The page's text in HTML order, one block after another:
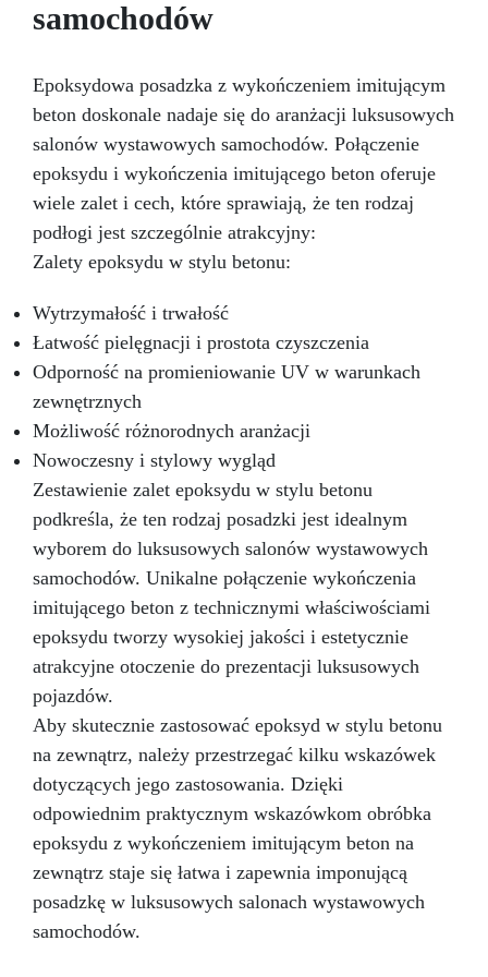
samochodów
Epoksydowa posadzka z wykończeniem imitującym
beton doskonale nadaje się do aranżacji luksusowych
salonów wystawowych samochodów. Połączenie
epoksydu i wykończenia imitującego beton oferuje
wiele zalet i cech, które sprawiają, że ten rodzaj
podłogi jest szczególnie atrakcyjny:
Zalety epoksydu w stylu betonu:
Wytrzymałość i trwałość
Łatwość pielęgnacji i prostota czyszczenia
Odporność na promieniowanie UV w warunkach
zewnętrznych
Możliwość różnorodnych aranżacji
Nowoczesny i stylowy wygląd
Zestawienie zalet epoksydu w stylu betonu
podkreśla, że ten rodzaj posadzki jest idealnym
wyborem do luksusowych salonów wystawowych
samochodów. Unikalne połączenie wykończenia
imitującego beton z technicznymi właściwościami
epoksydu tworzy wysokiej jakości i estetycznie
atrakcyjne otoczenie do prezentacji luksusowych
pojazdów.
Aby skutecznie zastosować epoksyd w stylu betonu
na zewnątrz, należy przestrzegać kilku wskazówek
dotyczących jego zastosowania. Dzięki
odpowiednim praktycznym wskazówkom obróbka
epoksydu z wykończeniem imitującym beton na
zewnątrz staje się łatwa i zapewnia imponującą
posadzkę w luksusowych salonach wystawowych
samochodów.